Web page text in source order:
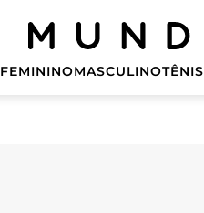
FEMININOMASCULINOTÊNIS